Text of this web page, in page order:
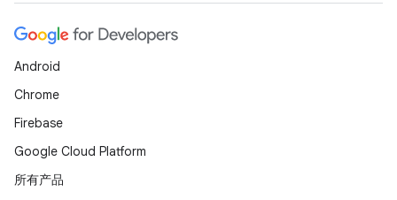
Android
Chrome
Firebase
Google Cloud Platform
所有产品